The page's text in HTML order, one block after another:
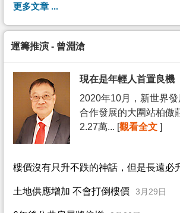
更多文章 ...
運籌推演 - 曾淵滄
現在是年輕人首置良機
2020年10月，新世界
合作發展的大圍站柏傲
2.27萬... [觀看全文 ]
樓價沒有只升不跌的神話，但是長遠必
土地供應增加 不會打倒樓價 3月29日